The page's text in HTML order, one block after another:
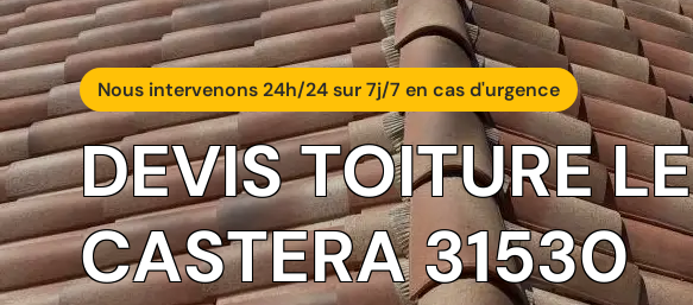
Nous intervenons 24h/24 sur 7j/7 en cas d'urgence
DEVIS TOITURE LE
CASTERA 31530